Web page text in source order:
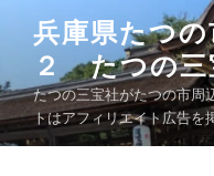
ン
ツ
へ
兵庫県たつ
２ たつの三
たつの三宝社がたつの市周
トはアフィリエイト広告を